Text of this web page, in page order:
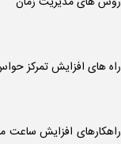
راه های افزایش تمرکز
راهکارهای افزایش ساعت